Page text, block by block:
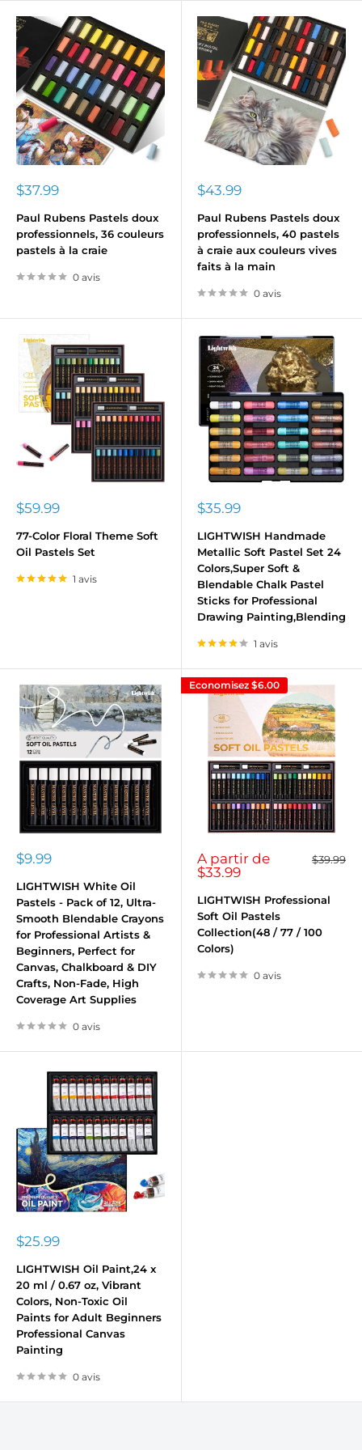
Prix
$37.99
Paul Rubens Pastels doux
professionnels, 36 couleurs
pastels à la craie
0 avis
Prix
$43.99
Paul Rubens Pastels doux
professionnels, 40 pastels
à craie aux couleurs vives
faits à la main
0 avis
Prix
$59.99
77-Color Floral Theme Soft
Oil Pastels Set
1 avis
Prix
$35.99
LIGHTWISH Handmade
Metallic Soft Pastel Set 24
Colors,Super Soft &
Blendable Chalk Pastel
Sticks for Professional
Drawing Painting,Blending
1 avis
Prix
$9.99
LIGHTWISH White Oil
Pastels - Pack of 12, Ultra-
Smooth Blendable Crayons
for Professional Artists &
Beginners, Perfect for
Canvas, Chalkboard & DIY
Crafts, Non-Fade, High
Coverage Art Supplies
0 avis
Economisez $6.00
Prix
réduit
A partir de
$33.99
Prix
normal
$39.99
LIGHTWISH Professional
Soft Oil Pastels
Collection(48 / 77 / 100
Colors)
0 avis
Prix
$25.99
LIGHTWISH Oil Paint,24 x
20 ml / 0.67 oz, Vibrant
Colors, Non-Toxic Oil
Paints for Adult Beginners
Professional Canvas
Painting
0 avis